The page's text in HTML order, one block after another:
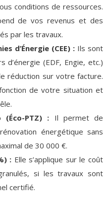
conditions de ressources.
de vos revenus et des
par les travaux.
d’Énergie (CEE) : Ils sont
d’énergie (EDF, Engie, etc.)
réduction sur votre facture.
de votre situation et
(Éco-PTZ) : Il permet de
énergétique sans
de 30 000 €.
: Elle s’applique sur le coût
si les travaux sont
certifié.